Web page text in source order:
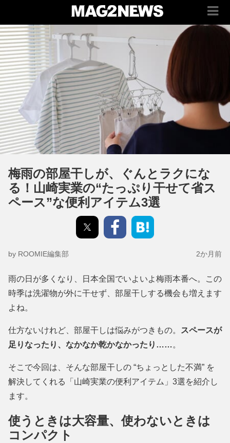
梅雨の部屋干しが、ぐんとラクにな
る！山崎実業の“たっぷり干せて省ス
ペース”な便利アイテム3選
by ROOMIE編集部 2か月前
雨の日が多くなり、日本全国でいよいよ梅雨本番へ。この
時季は洗濯物が外に干せず、部屋干しする機会も増えます
よね。
仕方ないけれど、部屋干しは悩みがつきもの。 スペースが
足りなったり、なかなか乾かなかったり……。
そこで今回は、そんな部屋干しの “ちょっとした不満” を
解決してくれる「山崎実業の便利アイテム」3選を紹介し
ます。
使うときは大容量、使わないときは
コンパクト